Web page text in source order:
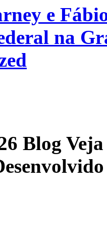
e
na
Blog